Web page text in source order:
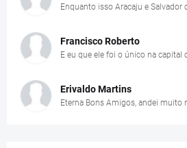
Enquanto isso Aracaju e Salvador
Francisco Roberto
E eu que ele foi o único na capital
Erivaldo Martins
Eterna Bons Amigos, andei muito